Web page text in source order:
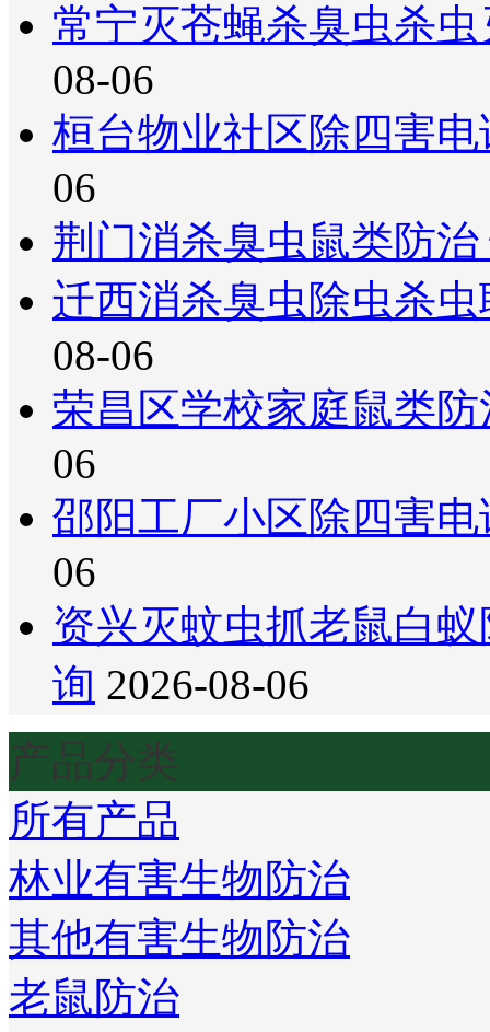
常宁灭苍蝇杀臭虫杀
08-06
桓台物业社区除四害
06
荆门消杀臭虫鼠类防
迁西消杀臭虫除虫杀
08-06
荣昌区学校家庭鼠类
06
邵阳工厂小区除四害
06
资兴灭蚊虫抓老鼠白
询 2026-08-06
产品分类
所有产品
林业有害生物防治
其他有害生物防治
老鼠防治